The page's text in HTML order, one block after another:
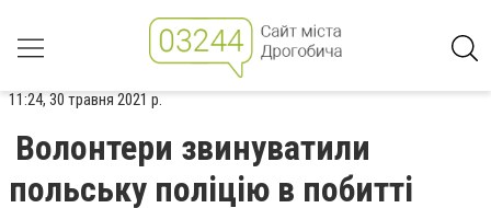
11:24, 30 травня 2021 р.
Волонтери звинуватили
польську поліцію в побитті